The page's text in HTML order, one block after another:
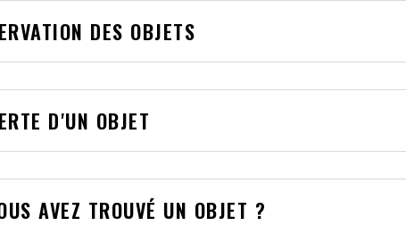
DES OBJETS
D'UN OBJET
AVEZ TROUVÉ UN OBJET ?